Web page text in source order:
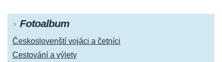
Fotoalbum
Českoslovenští vojáci a četníci
Cestování a výlety